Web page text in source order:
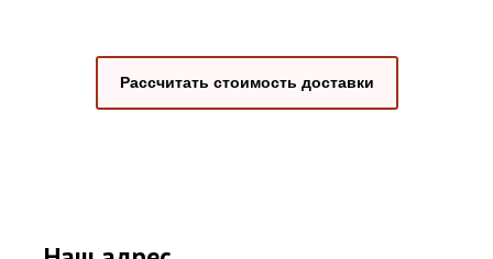
Рассчитать стоимость доставки